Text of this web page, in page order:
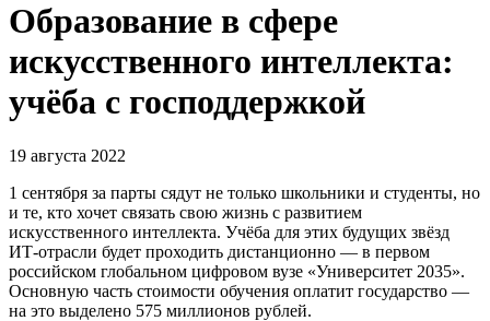
Образование в сфере
искусственного интеллекта:
учёба с господдержкой
19 августа 2022
1 сентября за парты сядут не только школьники и студенты, но
и те, кто хочет связать свою жизнь с развитием
искусственного интеллекта. Учёба для этих будущих звёзд
ИТ-отрасли будет проходить дистанционно — в первом
российском глобальном цифровом вузе «Университет 2035».
Основную часть стоимости обучения оплатит государство —
на это выделено 575 миллионов рублей.